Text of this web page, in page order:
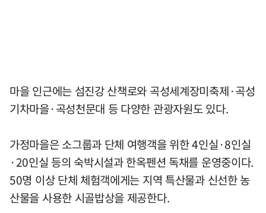
마을 인근에는 섬진강 산책로와 곡성세계장미축제·곡성
기차마을·곡성천문대 등 다양한 관광자원도 있다.
가정마을은 소그룹과 단체 여행객을 위한 4인실·8인실
·20인실 등의 숙박시설과 한옥펜션 독채를 운영중이다.
50명 이상 단체 체험객에게는 지역 특산물과 신선한 농
산물을 사용한 시골밥상을 제공한다.